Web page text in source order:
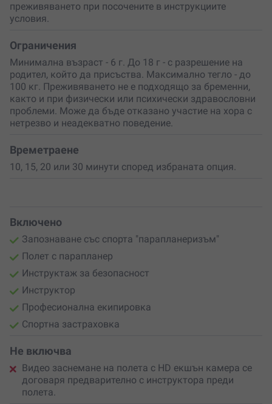
Финалът е меко приземяване на специално избрано
широко усмихнато сърце и поглед, пълен с нови
хоризонти. По желание можеш да добавиш и
заснеманена преживяването – за да го преживяваш
отново и отново.
Готов ли си да полетиш?
Избериваучер за полет с парапланер над Бургас
вдъхновяващи моменти в живота си. Или
преживяване
емоциите са най-красивият подарък.
преживяването при посочените в инструкциите
условия.
Ограничения
Минимална възраст - 6 г. До 18 г - с разрешение на
родител, който да присъства. Максимално тегло - до
100 кг. Преживяването не е подходящо за бременни,
както и при физически или психически здравословни
проблеми. Може да бъде отказано участие на хора с
нетрезво и неадекватно поведение.
Времетраене
10, 15, 20 или 30 минути според избраната опция.
Включено
Запознаване със спорта "парапланеризъм"
Полет с парапланер
Инструктаж за безопасност
Инструктор
Професионална екипировка
Спортна застраховка
Не включва
Видео заснемане на полета с HD екшън камера се
договаря предварително с инструктора преди
полета.